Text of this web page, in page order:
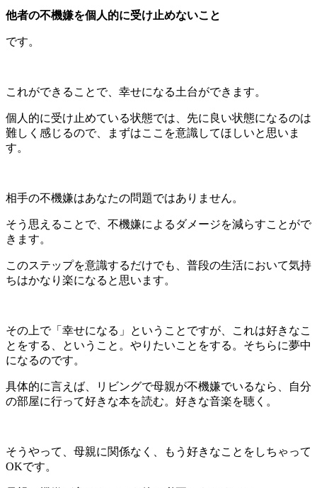
他者の不機嫌を個人的に受け止めないこと
です。
これができることで、幸せになる土台ができます。
個人的に受け止めている状態では、先に良い状態になるのは
難しく感じるので、まずはここを意識してほしいと思いま
す。
相手の不機嫌はあなたの問題ではありません。
そう思えることで、不機嫌によるダメージを減らすことがで
きます。
このステップを意識するだけでも、普段の生活において気持
ちはかなり楽になると思います。
その上で「幸せになる」ということですが、これは好きなこ
とをする、ということ。やりたいことをする。そちらに夢中
になるのです。
具体的に言えば、リビングで母親が不機嫌でいるなら、自分
の部屋に行って好きな本を読む。好きな音楽を聴く。
そうやって、母親に関係なく、もう好きなことをしちゃって
OKです。